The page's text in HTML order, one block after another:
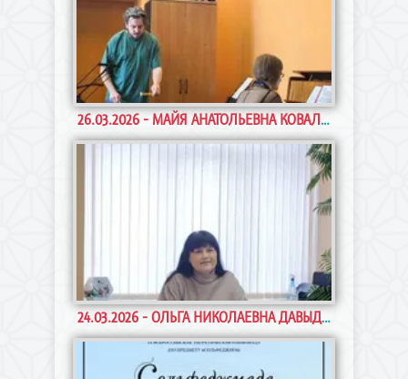
Концертмейстер Майя Анатольевна Ковалёва
поделилась с коллегами особенностями
концертмейстерской работы в классе ударных
26.03.2026 - МАЙЯ АНАТОЛЬЕВНА КОВАЛЁВА ВЫСТУПИЛА С МЕТОДИЧЕСКИМ ДОКЛАДОМ «ОСОБЕННОСТИ РАБОТЫ КОНЦЕРТМЕЙСТ...
Преподаватель по классу фортепиано Ольга
Николаевна Давыдова представила коллегам
доклад на тему: «Профессионализм
концертмейстера - важный фактор учебного
24.03.2026 - ОЛЬГА НИКОЛАЕВНА ДАВЫДОВА ВЫСТУПИЛА С МЕТОДИЧЕСКИМ ДОКЛАДОМ "ПРОФЕССИОНАЛИЗМ КОНЦЕРТМЕЙСТЕРА...